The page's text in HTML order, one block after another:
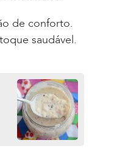
de conforto.
saudável.